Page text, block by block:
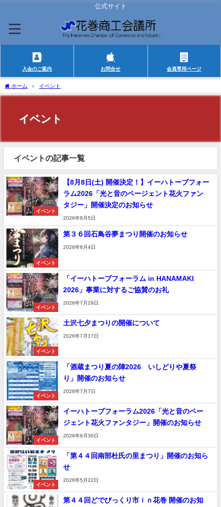
公式サイト
入会のご案内 お問合せ 会員専用ページ
ホーム イベント
イベント
イベントの記事一覧
イベント
【8月8日(土) 開催決定！】イーハトーブフォー
ラム2026「光と音のページェント花火ファン
タジー」開催決定のお知らせ
2026年8月5日
イベント
第３６回石鳥谷夢まつり開催のお知らせ
2026年8月4日
イベント
「イーハトーブフォーラム in HANAMAKI
2026」事業に対するご協賛のお礼
2026年7月29日
イベント
土沢七夕まつりの開催について
2026年7月17日
イベント
「酒蔵まつり夏の陣2026 いしどりや夏祭
り」開催のお知らせ
2026年7月7日
イベント
イーハトーブフォーラム2026「光と音のペー
ジェント花火ファンタジー」開催のお知らせ
2026年6月30日
イベント
「第４４回南部杜氏の里まつり」開催のお知ら
せ
2026年5月22日
第４４回どでびっくり市ｉｎ花巻 開催のお知